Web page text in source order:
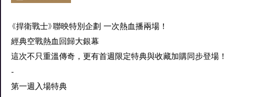
《捍衛戰士》聯映特別企劃 一次熱血播兩場！
經典空戰熱血回歸大銀幕
這次不只重溫傳奇，更有首週限定特典與收藏加購同步登場！
-
第一週入場特典